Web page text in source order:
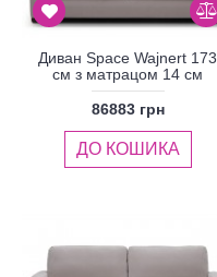
Диван Space Wajnert 173
см з матрацом 14 см
86883 грн
ДО КОШИКА